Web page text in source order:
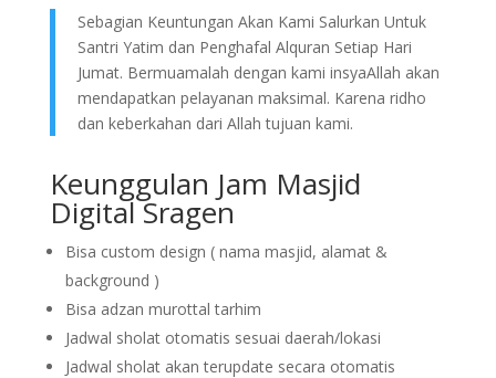
Sebagian Keuntungan Akan Kami Salurkan Untuk
Santri Yatim dan Penghafal Alquran Setiap Hari
Jumat. Bermuamalah dengan kami insyaAllah akan
mendapatkan pelayanan maksimal. Karena ridho
dan keberkahan dari Allah tujuan kami.
Keunggulan Jam Masjid
Digital Sragen
Bisa custom design ( nama masjid, alamat &
background )
Bisa adzan murottal tarhim
Jadwal sholat otomatis sesuai daerah/lokasi
Jadwal sholat akan terupdate secara otomatis